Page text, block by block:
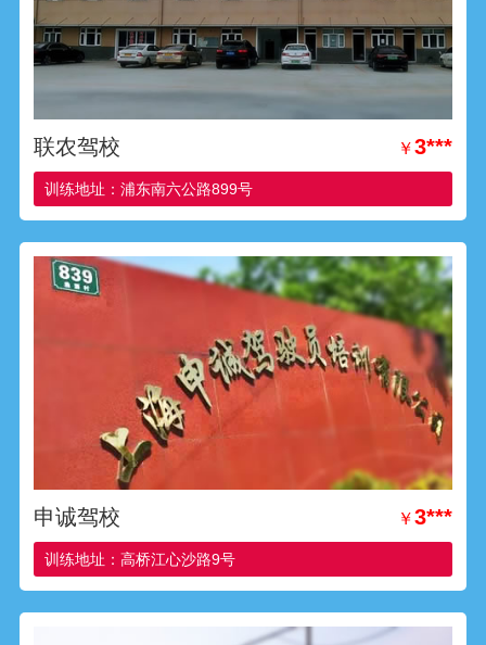
联农驾校 ￥3***
训练地址：浦东南六公路899号
申诚驾校 ￥3***
训练地址：高桥江心沙路9号